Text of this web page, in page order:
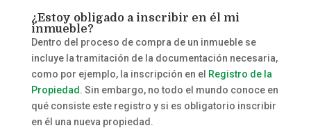
¿Estoy obligado a inscribir en él mi
inmueble?
Dentro del proceso de compra de un inmueble se
incluye la tramitación de la documentación necesaria,
como por ejemplo, la inscripción en el Registro de la
Propiedad . Sin embargo, no todo el mundo conoce en
qué consiste este registro y si es obligatorio inscribir
en él una nueva propiedad.